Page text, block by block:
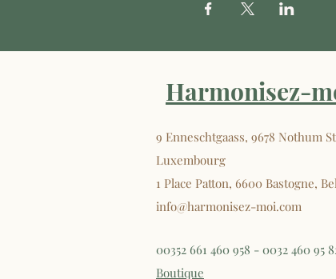
Harmonisez-
9 Enneschtgaass, 9678 Nothum
Luxembourg
1 Place Patton, 6600 Bastogne,
info@harmonisez-moi.com
00352 661 460 958 - 0032 460 95
Boutique